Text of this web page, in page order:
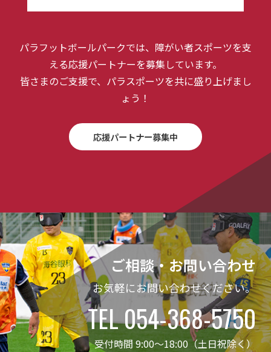
パラフットボールパークでは、障がい者スポーツを支
える応援パートナーを募集しています。
皆さまのご支援で、パラスポーツを共に盛り上げまし
ょう！
応援パートナー募集中
ご相談・お問い合わせ
お気軽にお問い合わせください。
TEL 054-368-5750
受付時間 9:00～18:00（土日祝除く）